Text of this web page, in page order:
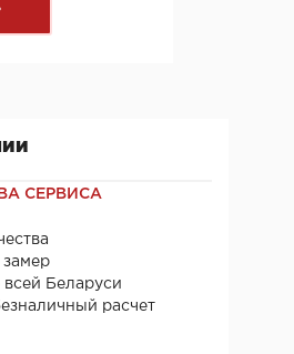
СЕРВИСА
всей Беларуси
расчет